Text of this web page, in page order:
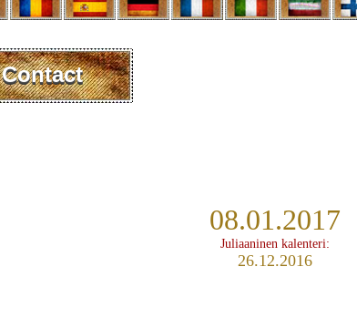
Contact
08.01.2017
Juliaaninen kalenteri:
26.12.2016